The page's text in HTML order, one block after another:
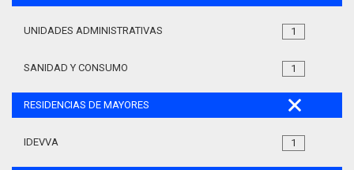
1
UNIDADES ADMINISTRATIVAS
1
SANIDAD Y CONSUMO
RESIDENCIAS DE MAYORES
1
IDEVVA